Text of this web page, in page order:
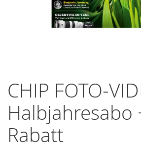
der
Bildergalerie
springen
CHIP FOTO-
Halbjahresabo
Rabatt